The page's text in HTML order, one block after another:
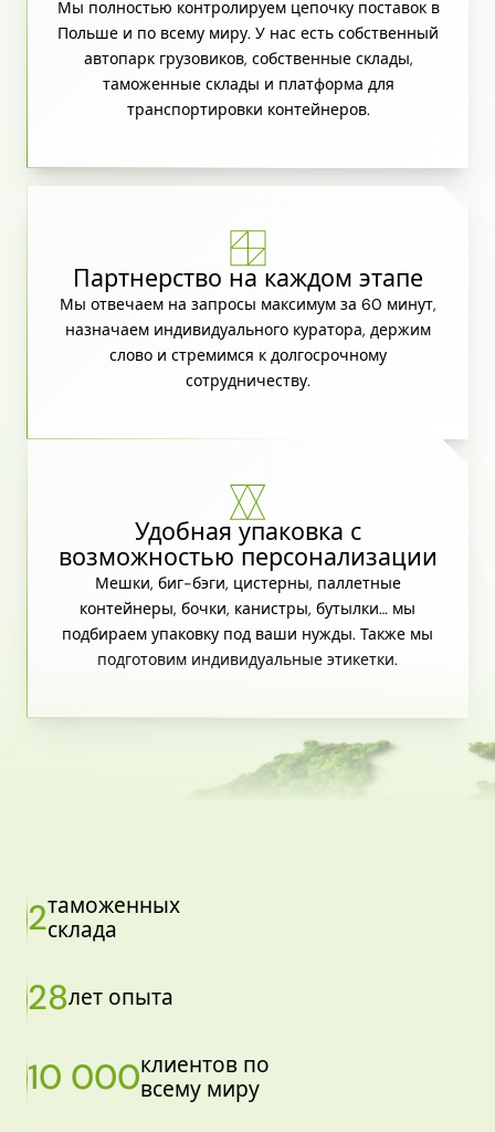
Мы полностью контролируем цепочку поставок в
Польше и по всему миру. У нас есть собственный
автопарк грузовиков, собственные склады,
таможенные склады и платформа для
транспортировки контейнеров.
Партнерство на каждом этапе
Мы отвечаем на запросы максимум за 60 минут,
назначаем индивидуального куратора, держим
слово и стремимся к долгосрочному
сотрудничеству.
Удобная упаковка с
возможностью персонализации
Мешки, биг-бэги, цистерны, паллетные
контейнеры, бочки, канистры, бутылки… мы
подбираем упаковку под ваши нужды. Также мы
подготовим индивидуальные этикетки.
2таможенных
склада
28лет опыта
10 000клиентов по
всему миру